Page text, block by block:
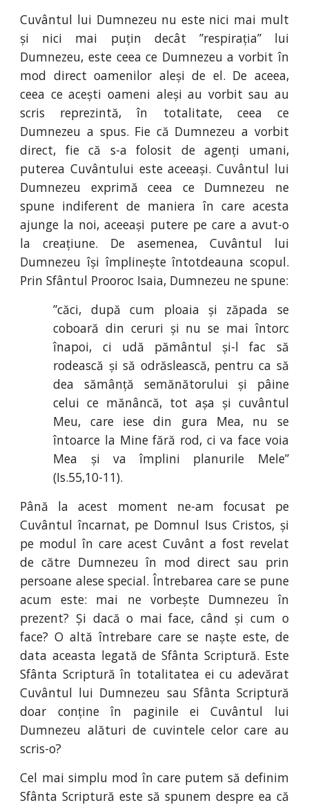
Cuvântul lui Dumnezeu nu este nici mai mult
și nici mai puțin decât ”respirația” lui
Dumnezeu, este ceea ce Dumnezeu a vorbit în
mod direct oamenilor aleși de el. De aceea,
ceea ce acești oameni aleși au vorbit sau au
scris reprezintă, în totalitate, ceea ce
Dumnezeu a spus. Fie că Dumnezeu a vorbit
direct, fie că s-a folosit de agenți umani,
puterea Cuvântului este aceeași. Cuvântul lui
Dumnezeu exprimă ceea ce Dumnezeu ne
spune indiferent de maniera în care acesta
ajunge la noi, aceeași putere pe care a avut-o
la creațiune. De asemenea, Cuvântul lui
Dumnezeu își împlinește întotdeauna scopul.
Prin Sfântul Prooroc Isaia, Dumnezeu ne spune:
”căci, după cum ploaia și zăpada se
coboară din ceruri și nu se mai întorc
înapoi, ci udă pământul și-l fac să
rodească și să odrăslească, pentru ca să
dea sămânță semănătorului și pâine
celui ce mănâncă, tot așa și cuvântul
Meu, care iese din gura Mea, nu se
întoarce la Mine fără rod, ci va face voia
Mea și va împlini planurile Mele”
(Is.55,10-11).
Până la acest moment ne-am focusat pe
Cuvântul încarnat, pe Domnul Isus Cristos, și
pe modul în care acest Cuvânt a fost revelat
de către Dumnezeu în mod direct sau prin
persoane alese special. Întrebarea care se pune
acum este: mai ne vorbește Dumnezeu în
prezent? Și dacă o mai face, când și cum o
face? O altă întrebare care se naște este, de
data aceasta legată de Sfânta Scriptură. Este
Sfânta Scriptură în totalitatea ei cu adevărat
Cuvântul lui Dumnezeu sau Sfânta Scriptură
doar conține în paginile ei Cuvântul lui
Dumnezeu alături de cuvintele celor care au
scris-o?
Cel mai simplu mod în care putem să definim
Sfânta Scriptură este să spunem despre ea că